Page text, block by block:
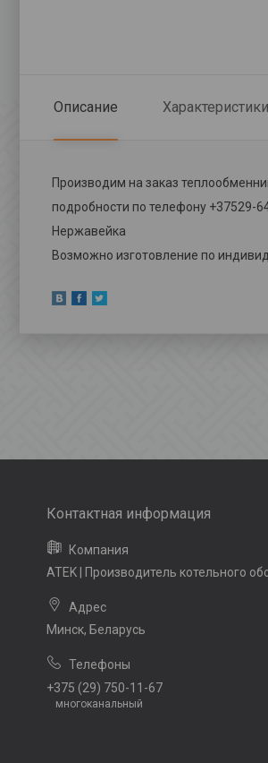
Описание Характеристики
Производим на заказ
подробности по телефону +37529-
Нержавейка
Возможно изготовление по
ATEK | Производитель котельного
Минск, Беларусь
+375 (29) 750-11-67
многоканальный